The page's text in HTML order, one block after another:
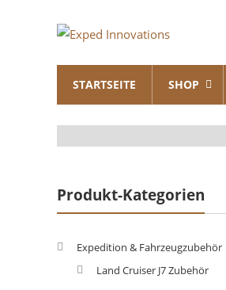
Exped
Innovations
Solutions
for
your
Overland
STARTSEITE SHOP
Produkt-Kategorien
Expedition & Fahrzeugzubehör
Land Cruiser J7 Zubehör